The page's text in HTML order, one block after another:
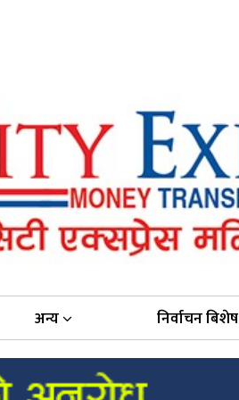
अन्य निर्वाचन बिशेष